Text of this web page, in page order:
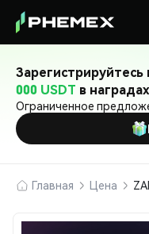
Зарегистрируйтесь
000 USDT в наградах
Ограниченное
Главная Цена